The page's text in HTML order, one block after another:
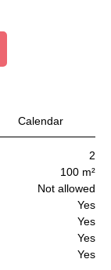
Calendar
2
100 m²
Not allowed
Yes
Yes
Yes
Yes